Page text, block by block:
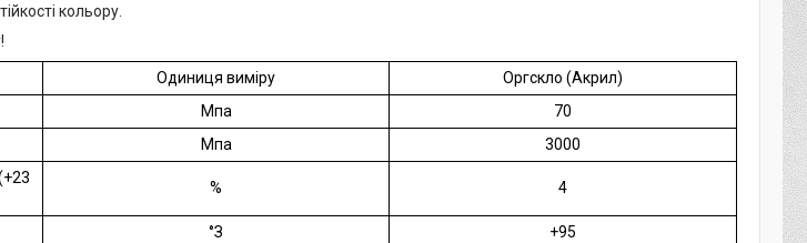
кольору.
Одиниця виміру
Оргскло (Акрил)
Мпа
70
Мпа
3000
% 4
°З
+95